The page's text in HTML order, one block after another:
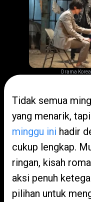
Drama Korea
Tidak semua
yang menarik,
minggu ini hadir
cukup lengkap.
ringan, kisah
aksi penuh
pilihan untuk